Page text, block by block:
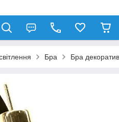
Бра Бра